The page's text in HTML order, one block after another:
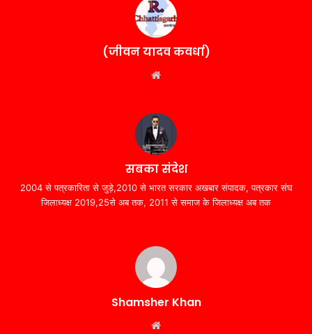
(जीवन यादव कवर्धा)
सबका संदेश
2004 से पत्रकारिता से जुड़े,2010 से भारत सरकार अखबार संपादक, पत्रकार संघ
जिलाध्यक्ष 2019,25से अब तक, 2011 से समाज के जिलाध्यक्ष अब तक
Shamsher Khan